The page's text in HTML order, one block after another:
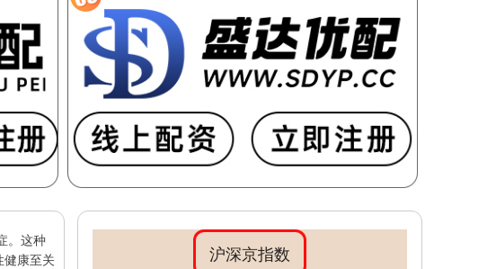
。这种
健康至关
沪深京指数